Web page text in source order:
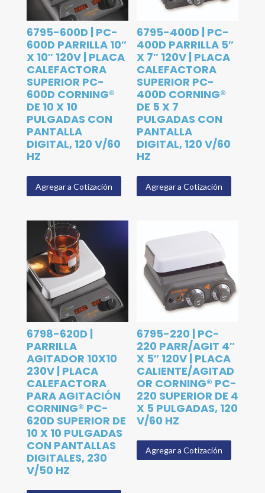
6795-600D | PC-
600D PARRILLA 10″
X 10″ 120V | PLACA
CALEFACTORA
SUPERIOR PC-
600D CORNING®
DE 10 X 10
PULGADAS CON
PANTALLA
DIGITAL, 120 V/60
HZ
Agregar a Cotización
6795-400D | PC-
400D PARRILLA 5″
X 7″ 120V | PLACA
CALEFACTORA
SUPERIOR PC-
400D CORNING®
DE 5 X 7
PULGADAS CON
PANTALLA
DIGITAL, 120 V/60
HZ
Agregar a Cotización
6798-620D |
PARRILLA
AGITADOR 10X10
230V | PLACA
CALEFACTORA
PARA AGITACIÓN
CORNING® PC-
620D SUPERIOR DE
10 X 10 PULGADAS
CON PANTALLAS
DIGITALES, 230
V/50 HZ
6795-220 | PC-
220 PARR/AGIT 4″
X 5″ 120V | PLACA
CALIENTE/AGITAD
OR CORNING® PC-
220 SUPERIOR DE 4
X 5 PULGADAS, 120
V/60 HZ
Agregar a Cotización